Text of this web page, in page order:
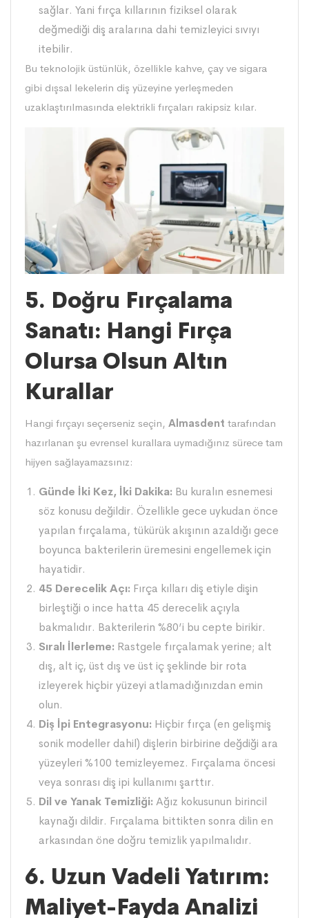
sağlar. Yani fırça kıllarının fiziksel olarak
değmediği diş aralarına dahi temizleyici sıvıyı
itebilir.
Bu teknolojik üstünlük, özellikle kahve, çay ve sigara
gibi dışsal lekelerin diş yüzeyine yerleşmeden
uzaklaştırılmasında elektrikli fırçaları rakipsiz kılar.
5. Doğru Fırçalama
Sanatı: Hangi Fırça
Olursa Olsun Altın
Kurallar
Hangi fırçayı seçerseniz seçin, Almasdent tarafından
hazırlanan şu evrensel kurallara uymadığınız sürece tam
hijyen sağlayamazsınız:
Günde İki Kez, İki Dakika: Bu kuralın esnemesi
söz konusu değildir. Özellikle gece uykudan önce
yapılan fırçalama, tükürük akışının azaldığı gece
boyunca bakterilerin üremesini engellemek için
hayatidir.
45 Derecelik Açı: Fırça kılları diş etiyle dişin
birleştiği o ince hatta 45 derecelik açıyla
bakmalıdır. Bakterilerin %80’i bu cepte birikir.
Sıralı İlerleme: Rastgele fırçalamak yerine; alt
dış, alt iç, üst dış ve üst iç şeklinde bir rota
izleyerek hiçbir yüzeyi atlamadığınızdan emin
olun.
Diş İpi Entegrasyonu: Hiçbir fırça (en gelişmiş
sonik modeller dahil) dişlerin birbirine değdiği ara
yüzeyleri %100 temizleyemez. Fırçalama öncesi
veya sonrası diş ipi kullanımı şarttır.
Dil ve Yanak Temizliği: Ağız kokusunun birincil
kaynağı dildir. Fırçalama bittikten sonra dilin en
arkasından öne doğru temizlik yapılmalıdır.
6. Uzun Vadeli Yatırım:
Maliyet-Fayda Analizi